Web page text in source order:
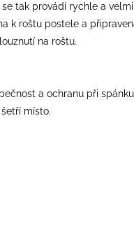
tak provádí rychle a
k roštu postele a
na roštu.
a ochranu při
místo.